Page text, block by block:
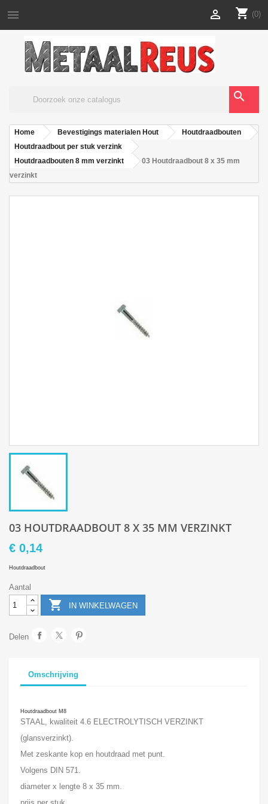
 shopping_cart (0)

search
Home Bevestigings materialen Hout
Houtdraadbouten
Houtdraadbout per stuk verzink
Houtdraadbouten 8 mm verzinkt
03 Houtdraadbout 8 x 35 mm
verzinkt
03 HOUTDRAADBOUT 8 X 35 MM VERZINKT
€ 0,14
Houtdraadbout
Aantal
 IN WINKELWAGEN
Delen
Omschrijving
Houtdraadbout M8
STAAL, kwaliteit 4.6 ELECTROLYTISCH VERZINKT
(glansverzinkt).
Met zeskante kop en houtdraad met punt.
Volgens DIN 571.
diameter x lengte 8 x 35 mm.